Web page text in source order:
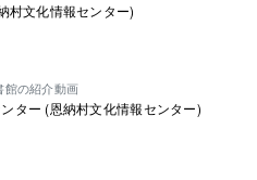
村文化情報センター)
館の紹介動画
ター (恩納村文化情報センター)